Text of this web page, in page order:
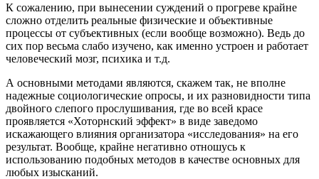
К сожалению, при вынесении суждений о прогреве крайне
сложно отделить реальные физические и объективные
процессы от субъективных (если вообще возможно). Ведь до
сих пор весьма слабо изучено, как именно устроен и работает
человеческий мозг, психика и т.д.
А основными методами являются, скажем так, не вполне
надежные социологические опросы, и их разновидности типа
двойного слепого прослушивания, где во всей красе
проявляется «Хоторнский эффект» в виде заведомо
искажающего влияния организатора «исследования» на его
результат. Вообще, крайне негативно отношусь к
использованию подобных методов в качестве основных для
любых изысканий.